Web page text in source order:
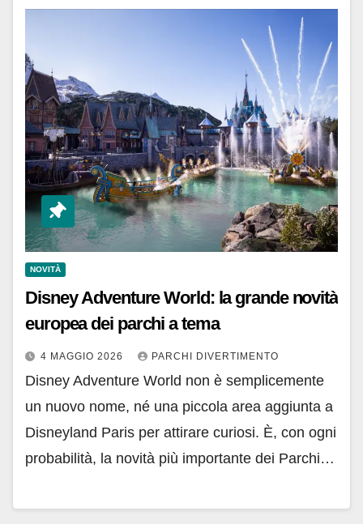
NOVITÀ
Disney Adventure World: la grande novità
europea dei parchi a tema
4 MAGGIO 2026 PARCHI DIVERTIMENTO
Disney Adventure World non è semplicemente
un nuovo nome, né una piccola area aggiunta a
Disneyland Paris per attirare curiosi. È, con ogni
probabilità, la novità più importante dei Parchi…